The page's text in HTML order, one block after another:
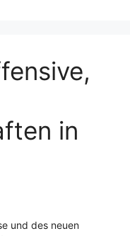
in
und des neuen